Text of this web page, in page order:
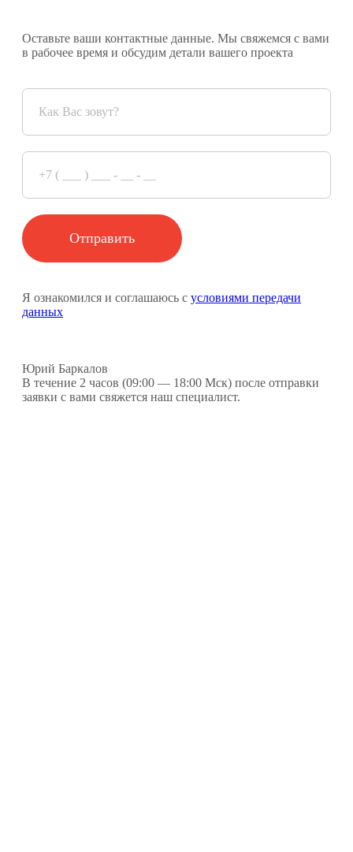
Оставьте ваши контактные данные. Мы свяжемся с вами
в рабочее время и обсудим детали вашего проекта
Отправить
Я ознакомился и соглашаюсь с условиями передачи
данных
Юрий Баркалов
В течение 2 часов (09:00 — 18:00 Мск) после отправки
заявки с вами свяжется наш специалист.